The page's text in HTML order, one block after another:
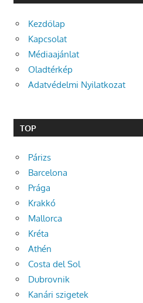
Kezdőlap
Kapcsolat
Médiaajánlat
Oladtérkép
Adatvédelmi Nyilatkozat
TOP
Párizs
Barcelona
Prága
Krakkó
Mallorca
Kréta
Athén
Costa del Sol
Dubrovnik
Kanári szigetek